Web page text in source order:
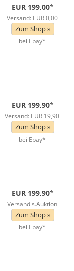
EUR 199,00*
Versand: EUR 0,00
Zum Shop »
bei Ebay*
EUR 199,90*
Versand: EUR 19,90
Zum Shop »
bei Ebay*
EUR 199,90*
Versand s.Auktion
Zum Shop »
bei Ebay*